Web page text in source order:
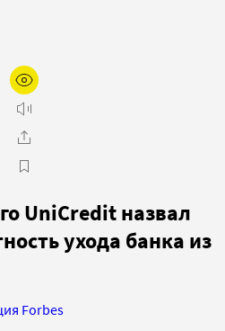
UniCredit назвал
ухода банка из
Forbes